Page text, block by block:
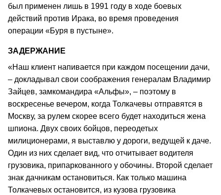
был применен лишь в 1991 году в ходе боевых
действий против Ирака, во время проведения
операции «Буря в пустыне».
ЗАДЕРЖАНИЕ
«Наш клиент напивается при каждом посещении дачи,
– докладывал свои соображения генералам Владимир
Зайцев, замкомандира «Альфы», – поэтому в
воскресенье вечером, когда Толкачевы отправятся в
Москву, за рулем скорее всего будет находиться жена
шпиона. Двух своих бойцов, переодетых
милиционерами, я выставлю у дороги, ведущей к даче.
Один из них сделает вид, что отчитывает водителя
грузовика, припаркованного у обочины. Второй сделает
знак дачникам остановиться. Как только машина
Толкачевых остановится, из кузова грузовика